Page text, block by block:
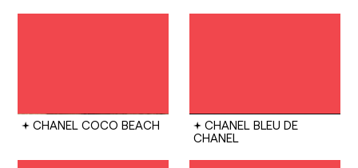
CHANEL COCO BEACH CHANEL BLEU DE
CHANEL